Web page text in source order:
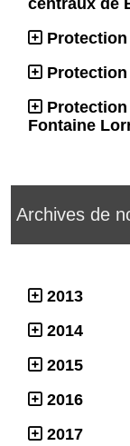
centraux de
Protection
Fontaine
Archives de
2013
2014
2015
2016
2017